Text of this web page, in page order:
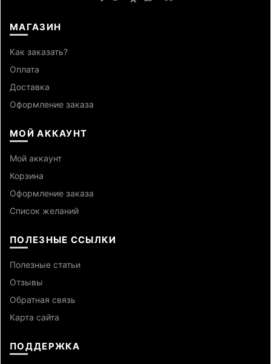
МАГАЗИН
Как заказать?
Оплата
Доставка
Оформление заказа
МОЙ АККАУНТ
Мой аккаунт
Корзина
Оформление заказа
Список желаний
ПОЛЕЗНЫЕ ССЫЛКИ
Полезные статьи
Отзывы
Обратная связь
Карта сайта
ПОДДЕРЖКА